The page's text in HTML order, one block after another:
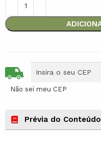
Não sei meu CEP
Prévia do Conteúdo